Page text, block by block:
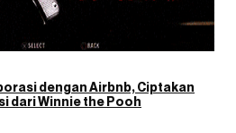
dengan Airbnb, Ciptakan
dari Winnie the Pooh